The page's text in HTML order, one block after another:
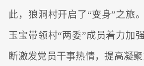
此，狼洞村开启了“变身”之旅
玉宝带领村“两委”成员着力加
断激发党员干事热情，提高凝